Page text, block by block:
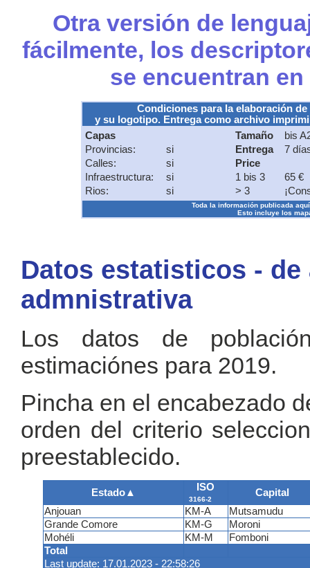
Otra versión de
fácilmente, los
se encuentran
Condiciones para la elaboración
y su logotipo. Entrega como archivo
Capas
Provincias:
si
Calles:
si
Infraestructura:
si
Rios:
si
Tamaño
bis
Entrega
7
Price
1 bis 3
65 €
> 3
Toda la información publicada
Esto incluye los
Datos estatisticos -
admnistrativa
Los datos de
estimaciónes para 2019.
Pincha en el encabezado
orden del criterio
preestablecido.
Estado▲ ISO
3166-2
Capital
Total
Last update: 17.01.2023 - 22:58:26
Anjouan KM-A
Mutsamudu
Grande Comore
KM-G
Moroni
Mohéli
KM-M Fomboni